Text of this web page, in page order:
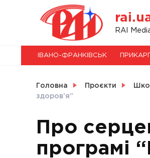
RAI
НОВИНИ
СВІТ
УКРАЇНА
ІВАНО-ФРАНКІВСЬК
Головна Проєкти
здоров’я”
Про
програмі